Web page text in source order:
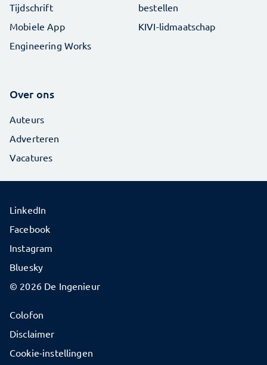
Tijdschrift
Mobiele App
Engineering Works
bestellen
KIVI-lidmaatschap
Over ons
Auteurs
Adverteren
Vacatures
© 2026 De Ingenieur
Colofon
Disclaimer
Cookie-instellingen
LinkedIn
Facebook
Instagram
Bluesky